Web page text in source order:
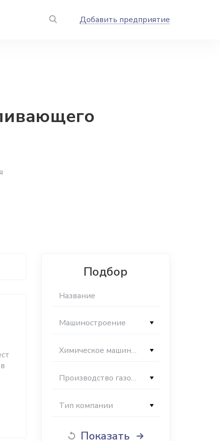
Добавить предприятие
Подбор
Машиностроение
Химическое машиностроение
Производство газоочистного и пылеулавливающего оборудования
Тип компании
Показать